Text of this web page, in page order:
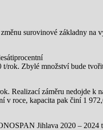
surovinové základny na
rok. Zbylé množství bude
Realizací záměru nedojde k
roce, kapacita pak činí 1
Jihlava 2020 – 2024